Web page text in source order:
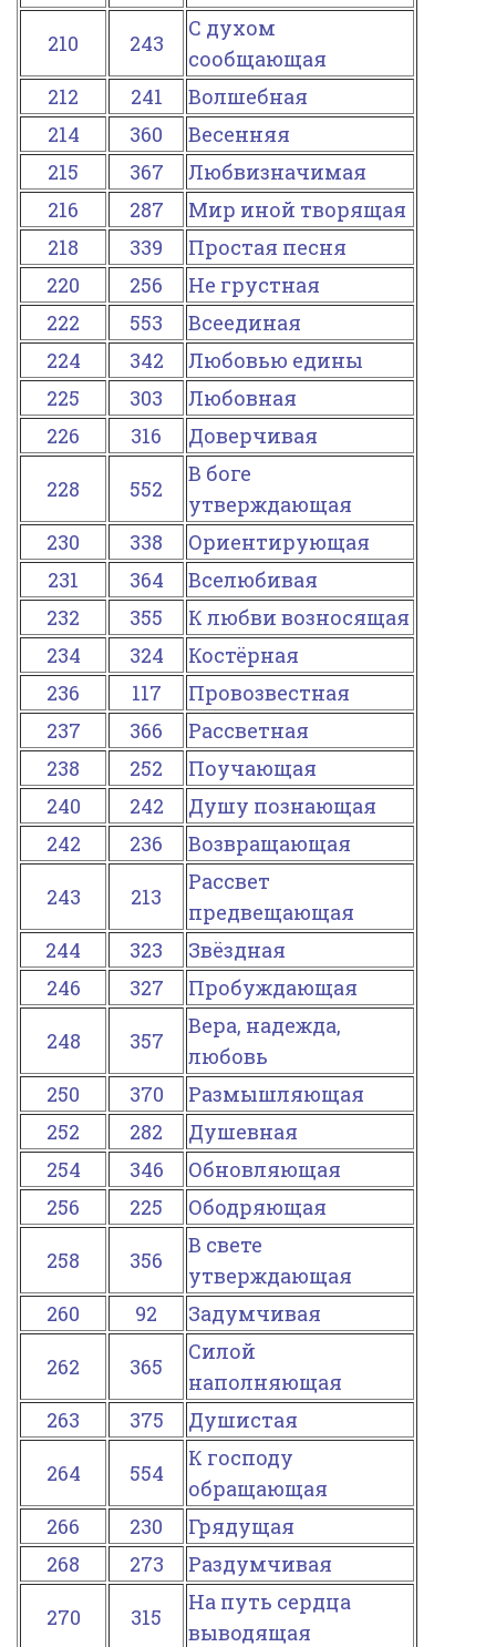
210
243
С духом
сообщающая
212
241
Волшебная
214
360
Весенняя
215
367
Любвизначимая
216
287
Мир иной творящая
218
339
Простая песня
220
256
Не грустная
222
553
Всеединая
224
342
Любовью едины
225
303
Любовная
226
316
Доверчивая
228
552
В боге
утверждающая
230
338
Ориентирующая
231
364
Вселюбивая
232
355
К любви возносящая
234
324
Костёрная
236
117
Провозвестная
237
366
Рассветная
238
252
Поучающая
240
242
Душу познающая
242
236
Возвращающая
243
213
Рассвет
предвещающая
244
323
Звёздная
246
327
Пробуждающая
248
357
Вера, надежда,
любовь
250
370
Размышляющая
252
282
Душевная
254
346
Обновляющая
256
225
Ободряющая
258
356
В свете
утверждающая
260
92
Задумчивая
262
365
Силой
наполняющая
263
375
Душистая
264
554
К господу
обращающая
266
230
Грядущая
268
273
Раздумчивая
270
315
На путь сердца
выводящая